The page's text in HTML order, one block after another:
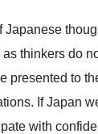
Japanese
as thinkers do
presented to
If Japan
with